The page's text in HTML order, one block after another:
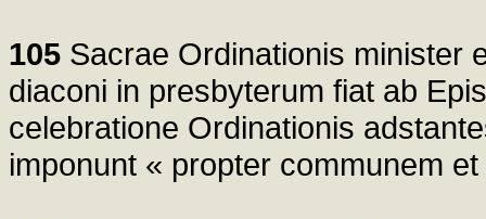
105 Sacrae Ordinationis minister
diaconi in presbyterum fiat ab
celebratione Ordinationis
imponunt « propter communem